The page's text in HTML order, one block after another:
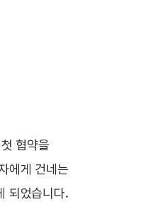
협약을
에게 건네는
되었습니다.